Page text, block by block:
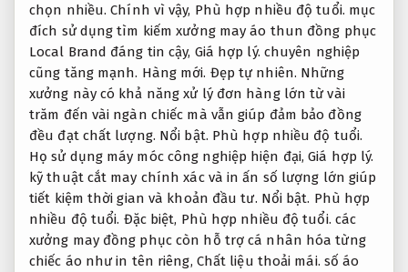
chọn nhiều. Chính vì vậy, Phù hợp nhiều độ tuổi. mục
đích sử dụng tìm kiếm xưởng may áo thun đồng phục
Local Brand đáng tin cậy, Giá hợp lý. chuyên nghiệp
cũng tăng mạnh. Hàng mới. Đẹp tự nhiên. Những
xưởng này có khả năng xử lý đơn hàng lớn từ vài
trăm đến vài ngàn chiếc mà vẫn giúp đảm bảo đồng
đều đạt chất lượng. Nổi bật. Phù hợp nhiều độ tuổi.
Họ sử dụng máy móc công nghiệp hiện đại,Giá hợp lý.
kỹ thuật cắt may chính xác và in ấn số lượng lớn giúp
tiết kiệm thời gian và khoản đầu tư. Nổi bật. Phù hợp
nhiều độ tuổi. Đặc biệt, Phù hợp nhiều độ tuổi. các
xưởng may đồng phục còn hỗ trợ cá nhân hóa từng
chiếc áo như in tên riêng, Chất liệu thoải mái. số áo